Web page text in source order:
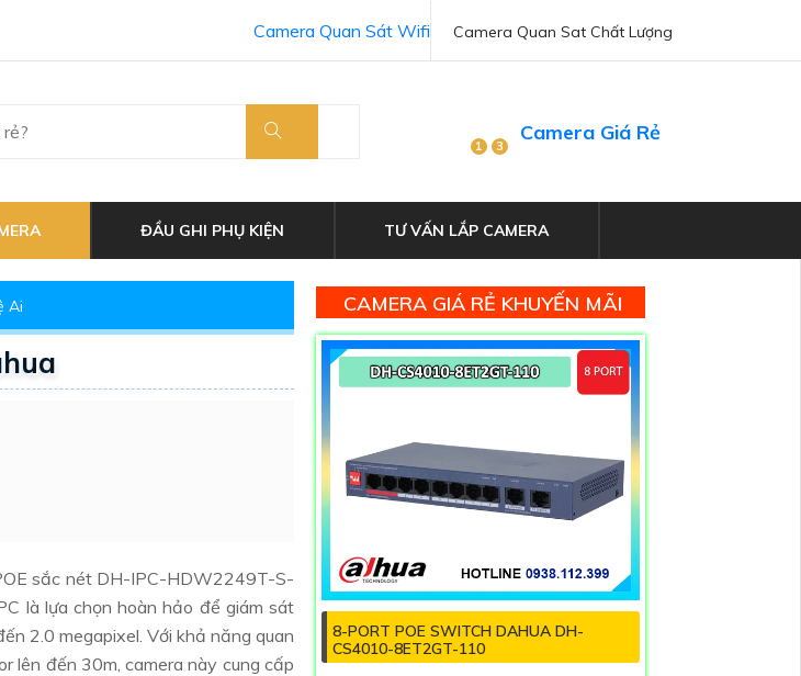
Camera Quan Sat Chất Lượng
Camera Quan Sát Wifi
1 3
Camera Giá Rẻ
ĐẦU GHI PHỤ KIỆN TƯ VẤN LẮP CAMERA
Ai
sắc nét DH-IPC-HDW2249T-S-
là lựa chọn hoàn hảo để giám sát
2.0 megapixel. Với khả năng quan
lên đến 30m, camera này cung cấp
CAMERA GIÁ RẺ KHUYẾN MÃI
8-PORT POE SWITCH DAHUA DH-
CS4010-8ET2GT-110